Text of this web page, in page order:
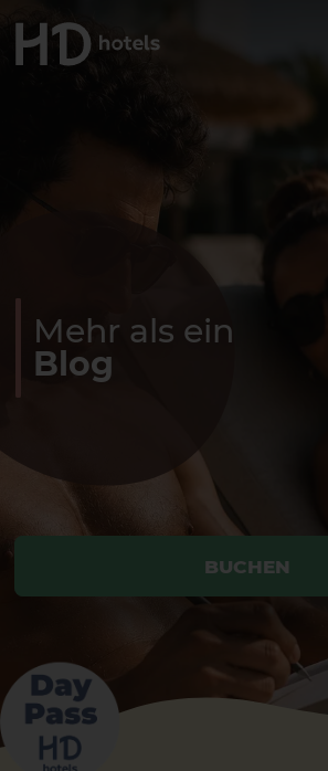
BUCHEN
BUCHEN
Mehr als ein
Blog